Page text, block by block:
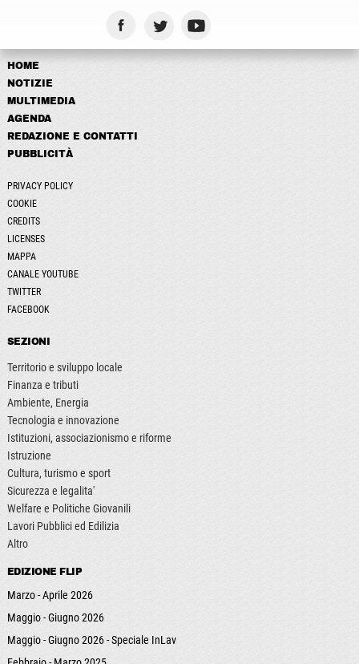
HOME
NOTIZIE
MULTIMEDIA
AGENDA
REDAZIONE E CONTATTI
PUBBLICITÀ
PRIVACY POLICY
COOKIE
CREDITS
LICENSES
MAPPA
CANALE YOUTUBE
TWITTER
FACEBOOK
SEZIONI
Territorio e sviluppo locale
Finanza e tributi
Ambiente, Energia
Tecnologia e innovazione
Istituzioni, associazionismo e riforme
Istruzione
Cultura, turismo e sport
Sicurezza e legalita'
Welfare e Politiche Giovanili
Lavori Pubblici ed Edilizia
Altro
EDIZIONE FLIP
Marzo - Aprile 2026
Maggio - Giugno 2026
Maggio - Giugno 2026 - Speciale InLav